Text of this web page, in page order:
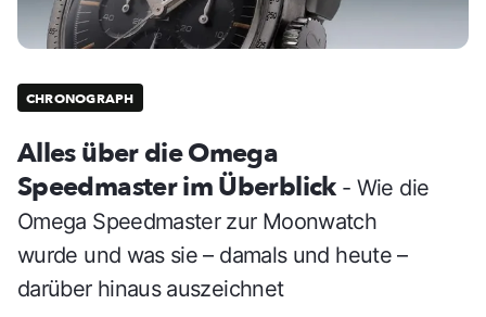
CHRONOGRAPH
Alles über die Omega
Speedmaster im Überblick - Wie die
Omega Speedmaster zur Moonwatch
wurde und was sie – damals und heute –
darüber hinaus auszeichnet